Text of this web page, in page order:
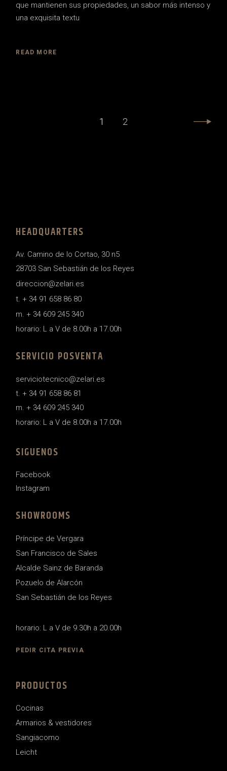
que mantienen sus propiedades, un sabor más intenso y
una exquisita textu
READ MORE
PAGINACIÓN
1 2
HEADQUARTERS
Av. Camino de lo Cortao, 30 n5
28703 San Sebastián de los Reyes
direccion@zelari.es
t. + 34 91 658 86 80
m. + 34 609 245 340
horario: L a V de 8.00h a 17.00h
SERVICIO POSVENTA
serviciotecnico@zelari.es
t. + 34 91 658 86 81
m. + 34 609 245 340
horario: L a V de 8.00h a 17.00h
SIGUENOS
Facebook
Instagram
SHOWROOMS
Príncipe de Vergara
San Francisco de Sales
Alcalde Sainz de Baranda
Pozuelo de Alarcón
San Sebastián de los Reyes
horario: L a V de 9.30h a 20.00h
PEDIR CITA PREVIA
PRODUCTOS
Cocinas
Armarios & vestidores
Sangiacomo
Leicht